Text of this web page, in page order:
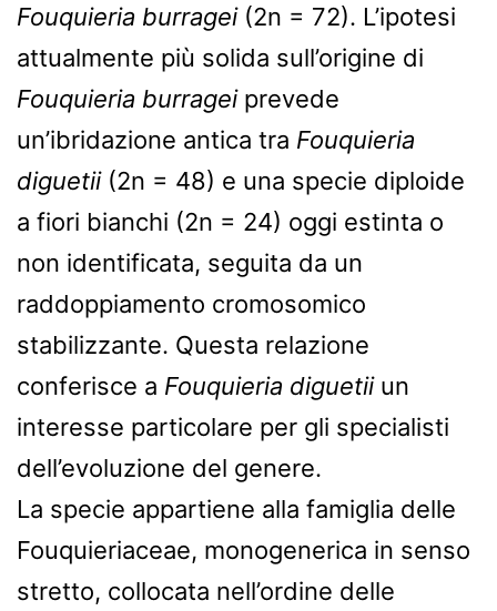
Fouquieria burragei(2n = 72). L’ipotesi
attualmente più solida sull’origine di
Fouquieria burrageiprevede
un’ibridazione antica tra Fouquieria
diguetii(2n = 48) e una specie diploide
a fiori bianchi (2n = 24) oggi estinta o
non identificata, seguita da un
raddoppiamento cromosomico
stabilizzante. Questa relazione
conferisce a Fouquieria diguetiiun
interesse particolare per gli specialisti
dell’evoluzione del genere.
La specie appartiene alla famiglia delle
Fouquieriaceae, monogenerica in senso
stretto, collocata nell’ordine delle